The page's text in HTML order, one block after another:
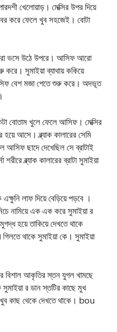
খেলোয়াড়। মেক্সির উপর দিয়ে
করে ফেলে খুব সহজেই। বোটা
ভসে উঠে উপরে। আসিফ আরো
সুমাইয়া ব্যাথায় ককিয়ে
বেশ মজা পেতে শুরু করে। অদভূত
বোতাম খুলে ফেলে আসিফ। মেক্সির
আসে। ব্ল্যাক কালারের সেমি
আসিফ ছাদে দেখেছিল সে ব্রাটাই
ব্ল্যাক কালারের ব্রাটা সুমাইয়া
লাফ দিয়ে বেড়িয়ে পড়বে ।
নামিয়ে এক এক করে সুমাইয়া র
হয়ে তাকিয়ে দেখতে থাকে
থাকে সুমাইয়া কে। সুমাইয়া
বিশাল আকৃতির স্তন যুগল খামছে
র ডান স্তটির কাছে মুখ
খুব কাছ থেকে দেখতে থাকে। bou